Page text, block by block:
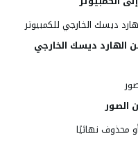
الهارد ديسك الخارجي
الصور